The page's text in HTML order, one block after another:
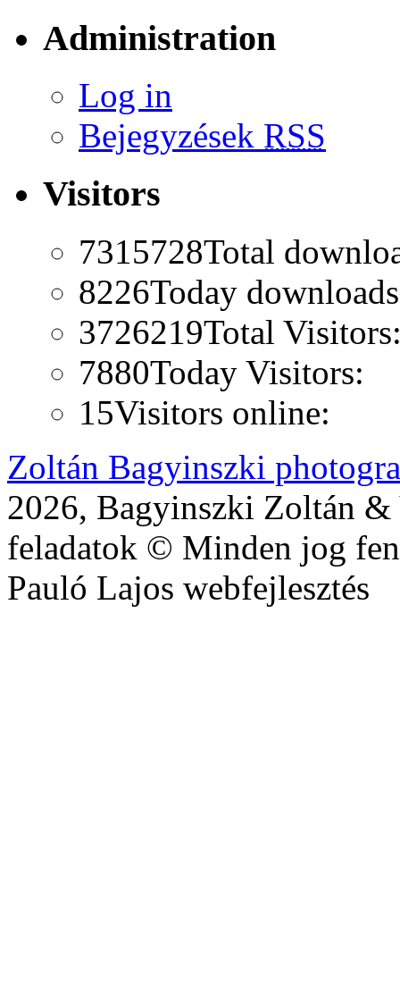
Administration
Log in
Bejegyzések RSS
Visitors
7315728Total
8226Today
3726219Total
7880Today Visitors:
15Visitors online:
Zoltán Bagyinszki
2026, Bagyinszki Zoltán
feladatok © Minden jog
Pauló Lajos webfejlesztés